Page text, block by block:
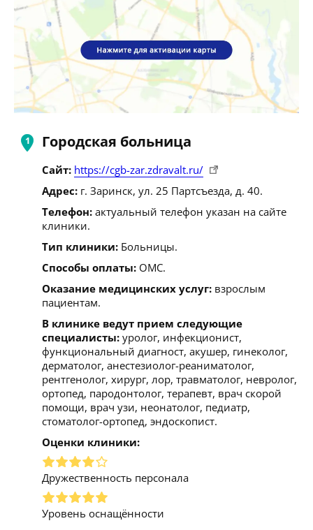
Городская больница
Сайт: https://cgb-zar.zdravalt.ru/
Адрес: г. Заринск, ул. 25 Партсъезда, д. 40.
Телефон: актуальный телефон указан на сайте
клиники.
Тип клиники: Больницы.
Способы оплаты: ОМС.
Оказание медицинских услуг: взрослым
пациентам.
В клинике ведут прием следующие
специалисты: уролог, инфекционист,
функциональный диагност, акушер, гинеколог,
дерматолог, анестезиолог-реаниматолог,
рентгенолог, хирург, лор, травматолог, невролог,
ортопед, пародонтолог, терапевт, врач скорой
помощи, врач узи, неонатолог, педиатр,
стоматолог-ортопед, эндоскопист.
Оценки клиники:
Дружественность персонала
Уровень оснащённости